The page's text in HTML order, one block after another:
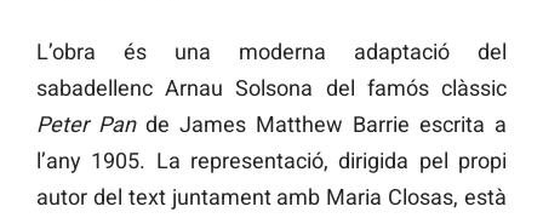
L’obra és una moderna adaptació del
sabadellenc Arnau Solsona del famós clàssic
Peter Pande James Matthew Barrie escrita a
l’any 1905. La representació, dirigida pel propi
autor del text juntament amb Maria Closas, està